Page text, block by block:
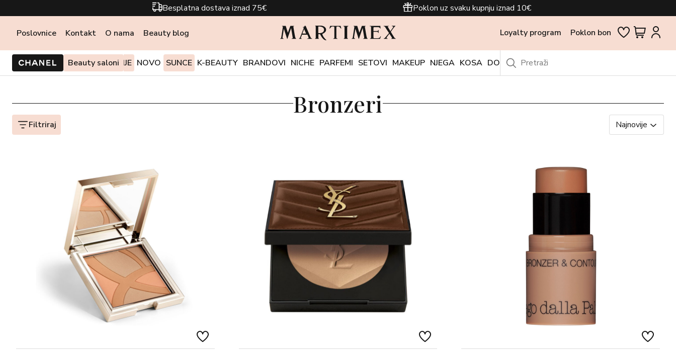
Besplatna dostava iznad 75€ Poklon uz svaku kupnju iznad 10€
Poslovnice Kontakt O nama Beauty blog Loyalty program Poklon bon
Beauty saloni
PONUDE I AKCIJE NOVO SUNCE K-BEAUTY BRANDOVI NICHE PARFEMI SETOVI MAKEUP NJEGA KOSA DODACI OUTLET
Bronzeri
Filtriraj Najnovije